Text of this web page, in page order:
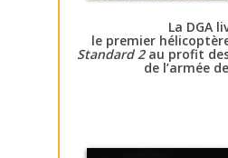
La DGA
le premier
Standard 2au profit
de l’armée